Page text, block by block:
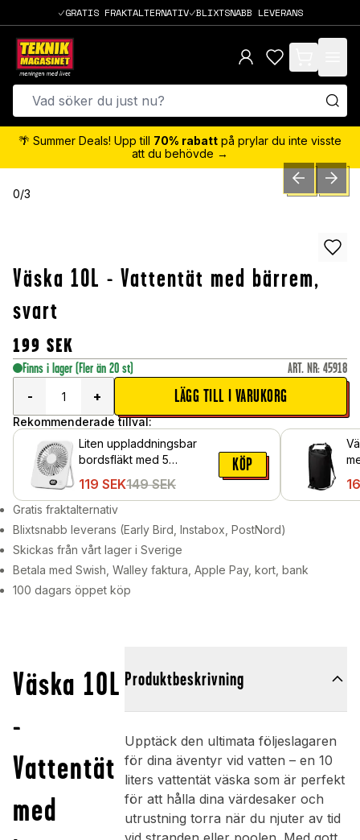
GRATIS FRAKTALTERNATIV BLIXTSNABB LEVERANS
items in cart,
🌴 Summer Deals! Upp till 70% rabatt på prylar du inte visste
att du behövde →
0/3 PREVIOUSNEXT
Väska 10L - Vattentät med bärrem,
svart
199 SEK
Finns i lager (Fler än 20 st) ART. NR: 45918
-
+ LÄGG TILL I VARUKORG
Rekommenderade tillval:
Liten uppladdningsbar
bordsfläkt med 5
119 SEK149 SEK
KÖP
Gratis fraktalternativ
Blixtsnabb leverans (Early Bird, Instabox, PostNord)
Skickas från vårt lager i Sverige
Betala med Swish, Walley faktura, Apple Pay, kort, bank
100 dagars öppet köp
Väska 10L
-
Vattentät
med
Produktbeskrivning
Upptäck den ultimata följeslagaren
för dina äventyr vid vatten – en 10
liters vattentät väska som är perfekt
för att hålla dina värdesaker och
utrustning torra när du njuter av tid